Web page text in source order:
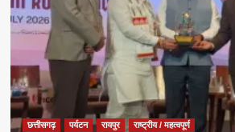
मुक्त
युवा,
विकसित
भारत
संकल्प
अभियान’
कार्यक्रम
छत्तीसगढ़ पर्यटन रायपुर राष्ट्रीय / महत्वपूर्ण